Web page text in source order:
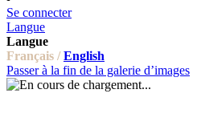
Se connecter
Langue
Langue
Français / English
Passer à la fin de la galerie d’images